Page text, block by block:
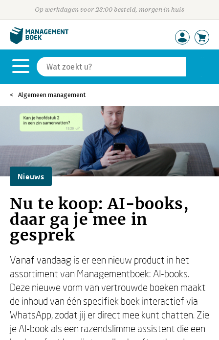
Op werkdagen voor 23:00 besteld, morgen in huis
Algemeen management
Nieuws
Nu te koop: AI-books,
daar ga je mee in
gesprek
Vanaf vandaag is er een nieuw product in het
assortiment van Managementboek: AI-books.
Deze nieuwe vorm van vertrouwde boeken maakt
de inhoud van één specifiek boek interactief via
WhatsApp, zodat jij er direct mee kunt chatten. Zie
je AI-book als een razendslimme assistent die een